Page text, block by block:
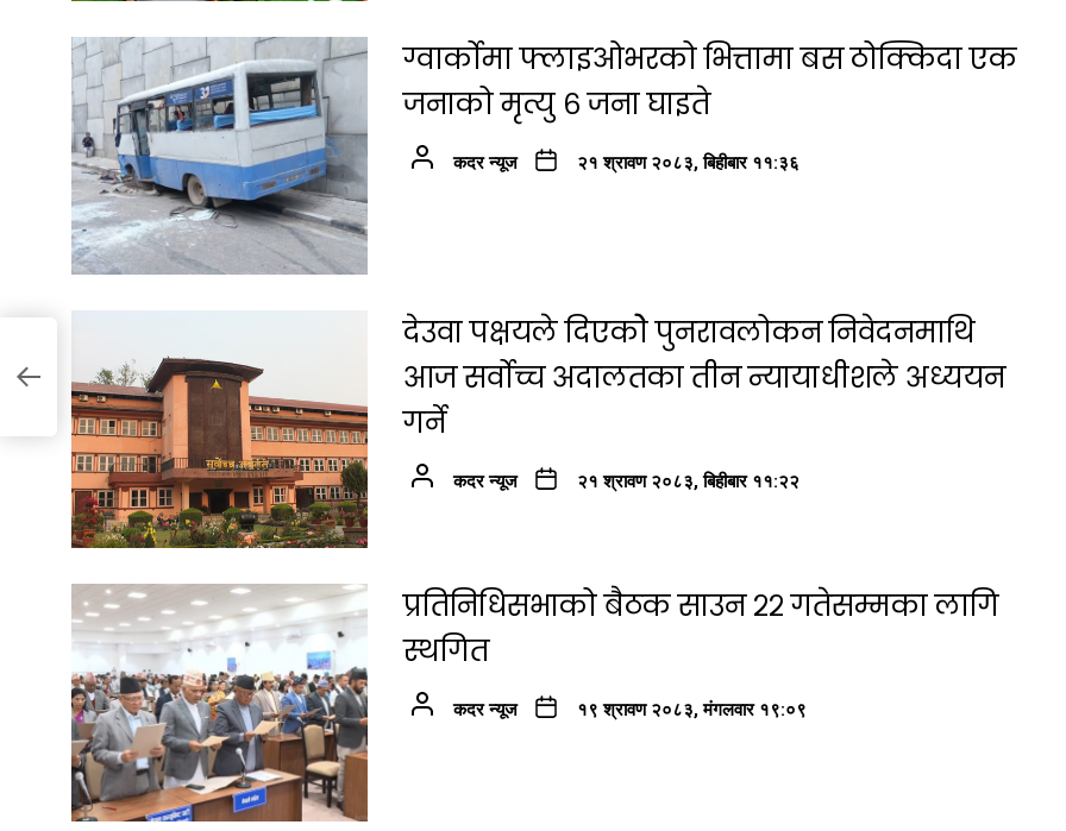
ग्वार्कोमा फ्लाइओभरको भित्तामा बस ठोक्किदा एक
जनाको मृत्यु ६ जना घाइते
कदर न्यूज २१ श्रावण २०८३, बिहीबार ११:३६
देउवा पक्षयले दिएकोे पुनरावलोकन निवेदनमाथि
आज सर्वोच्च अदालतका तीन न्यायाधीशले अध्ययन
गर्ने
कदर न्यूज २१ श्रावण २०८३, बिहीबार ११:२२
प्रतिनिधिसभाको बैठक साउन २२ गतेसम्मका लागि
स्थगित
कदर न्यूज १९ श्रावण २०८३, मंगलवार १९:०९